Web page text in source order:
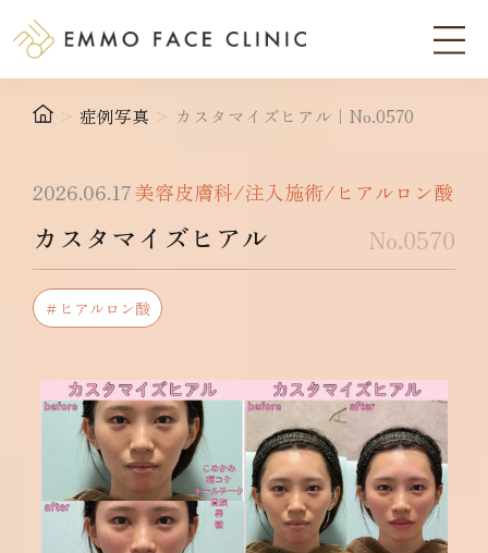
> 症例写真 > カスタマイズヒアル｜No.0570
2026.06.17美容皮膚科/注入施術/ヒアルロン酸
カスタマイズヒアル No.0570
＃ヒアルロン酸